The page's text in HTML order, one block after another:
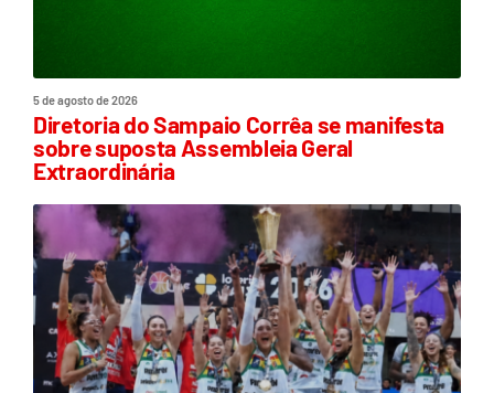
5 de agosto de 2026
Diretoria do Sampaio Corrêa se manifesta
sobre suposta Assembleia Geral
Extraordinária